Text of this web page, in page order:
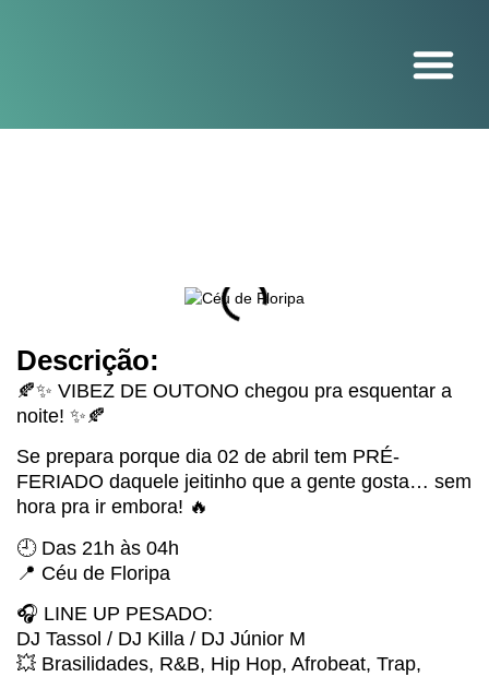
Descrição:
🍂✨ VIBEZ DE OUTONO chegou pra esquentar a
noite! ✨🍂
Se prepara porque dia 02 de abril tem PRÉ-
FERIADO daquele jeitinho que a gente gosta… sem
hora pra ir embora! 🔥
🕘 Das 21h às 04h
📍 Céu de Floripa
🎧 LINE UP PESADO:
DJ Tassol / DJ Killa / DJ Júnior M
💥 Brasilidades, R&B, Hip Hop, Afrobeat, Trap,